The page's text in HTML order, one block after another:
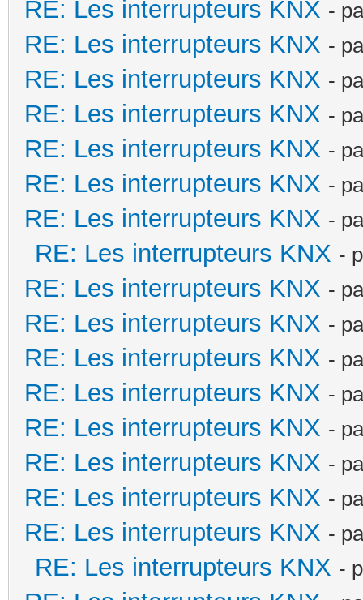
RE: Les interrupteurs KNX -
RE: Les interrupteurs KNX -
RE: Les interrupteurs KNX -
RE: Les interrupteurs KNX -
RE: Les interrupteurs KNX -
RE: Les interrupteurs KNX -
RE: Les interrupteurs KNX -
RE: Les interrupteurs KNX -
RE: Les interrupteurs KNX -
RE: Les interrupteurs KNX -
RE: Les interrupteurs KNX -
RE: Les interrupteurs KNX -
RE: Les interrupteurs KNX -
RE: Les interrupteurs KNX -
RE: Les interrupteurs KNX -
RE: Les interrupteurs KNX -
RE: Les interrupteurs KNX -